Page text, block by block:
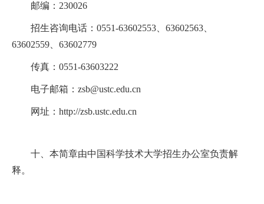
邮编： 230026
招生咨询电话： 0551-63602553 63602563
63602559
63602779
传真： 0551-63603222
电子邮箱： zsb@ustc.edu.cn
网址： http://zsb.ustc.edu.cn
十、本简章由中国科学技术大学招生办公室负责解
释。